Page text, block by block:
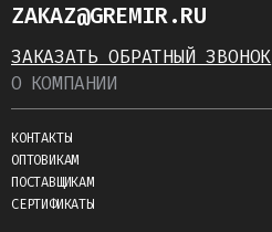
ZAKAZ@GREMIR.RU
ЗАКАЗАТЬ ОБРАТНЫЙ ЗВОНОК
О КОМПАНИИ
КОНТАКТЫ
ОПТОВИКАМ
ПОСТАВЩИКАМ
СЕРТИФИКАТЫ